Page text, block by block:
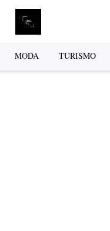
MODA TURISMO